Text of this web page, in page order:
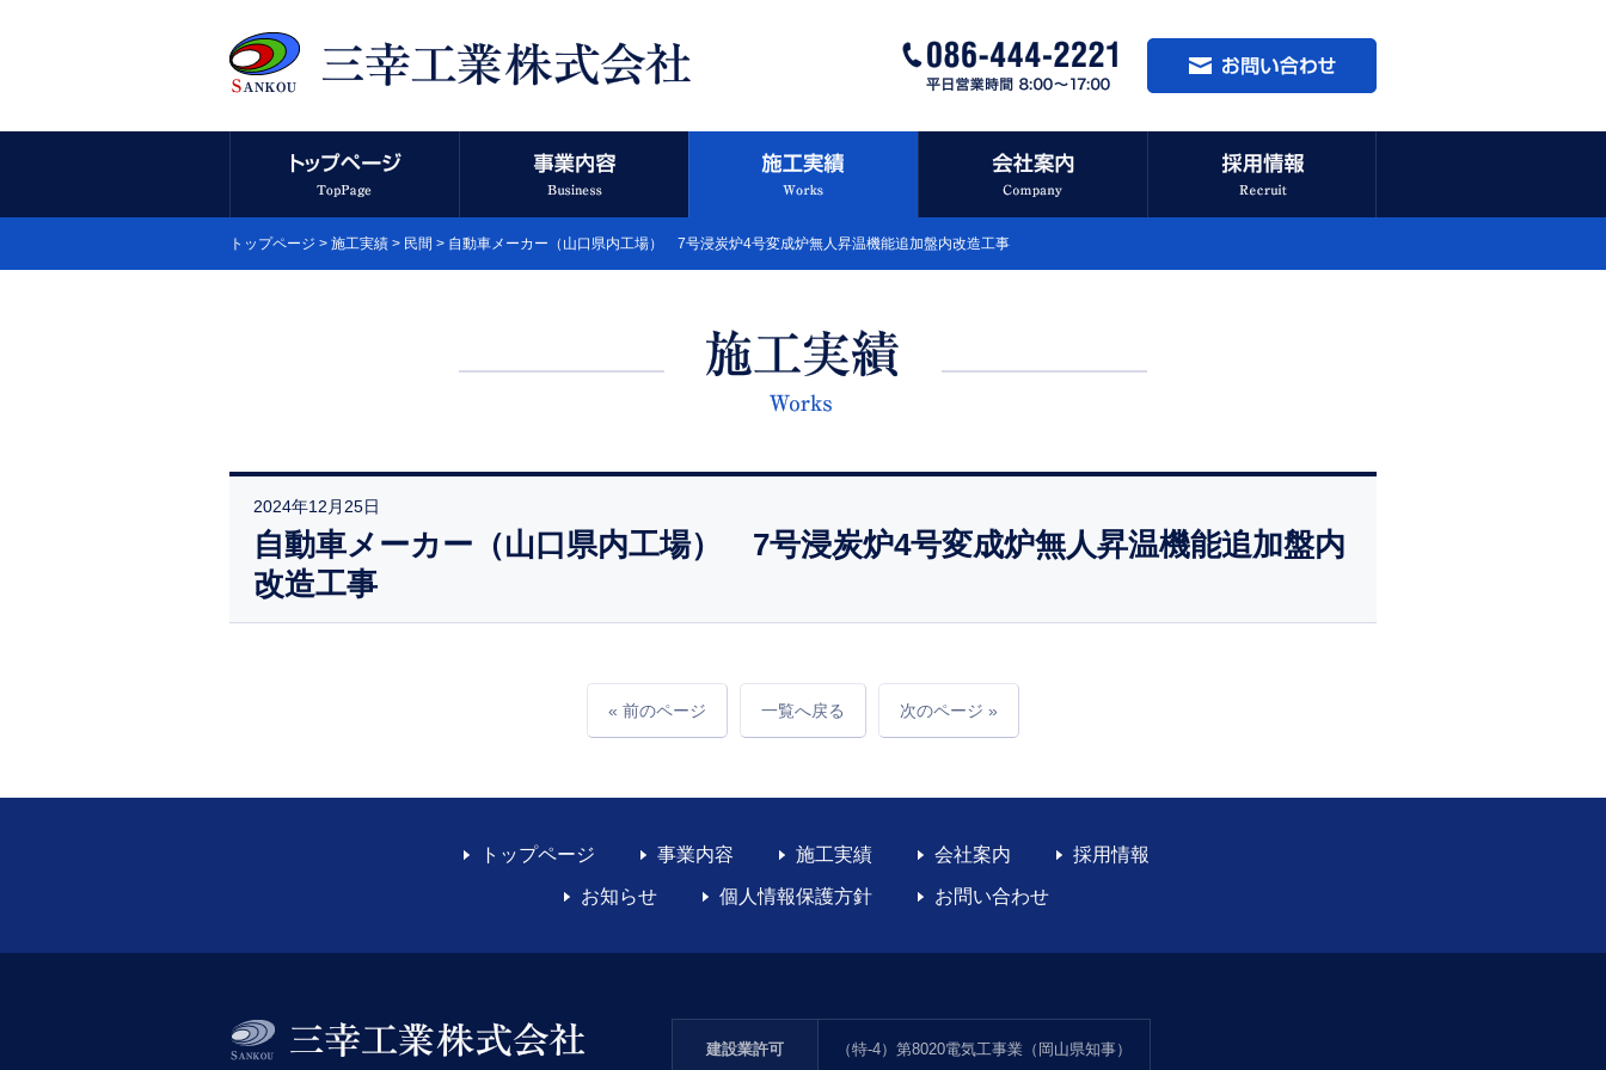
トップページ > 施工実績 > 民間 > 自動車メーカー（山口県内工場） 7号浸炭炉4号変成炉無人昇温機能追加盤内改造工事
2024年12月25日
自動車メーカー（山口県内工場） 7号浸炭炉4号変成炉無人昇温機能追加盤内
改造工事
« 前のページ 一覧へ戻る 次のページ »
トップページ 事業内容 施工実績 会社案内 採用情報
お知らせ 個人情報保護方針 お問い合わせ
建設業許可 （特-4）第8020電気工事業（岡山県知事）